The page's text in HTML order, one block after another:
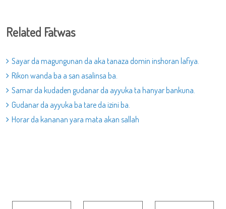
Related Fatwas
Sayar da magungunan da aka tanaza domin inshoran lafiya.
Rikon wanda ba a san asalinsa ba.
Samar da kudaden gudanar da ayyuka ta hanyar bankuna.
Gudanar da ayyuka ba tare da izini ba.
Horar da kananan yara mata akan sallah